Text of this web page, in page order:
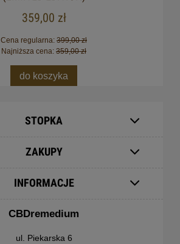
359,00 zł
Cena regularna: 399,00 zł
Najniższa cena: 359,00 zł
do koszyka
STOPKA
ZAKUPY
INFORMACJE
CBDremedium
ul. Piekarska 6